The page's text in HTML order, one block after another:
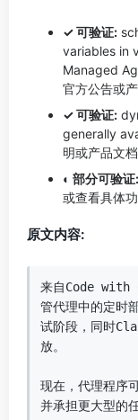
✓ 可验证:
variables in
Managed
官方公告或
✓ 可验证:
generally
明或产品文
◐ 部分可验证:
或查看具体
原文内容:
来自Code with
管代理中的定时
试阶段，同时
放。
现在，代理程序
并承担更大型的任